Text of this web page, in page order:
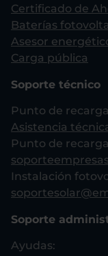
Certificado de
Baterías
Asesor
Carga pública
Soporte técnico
Punto de
Asistencia
Punto de
Instalación
Soporte
Ayudas: